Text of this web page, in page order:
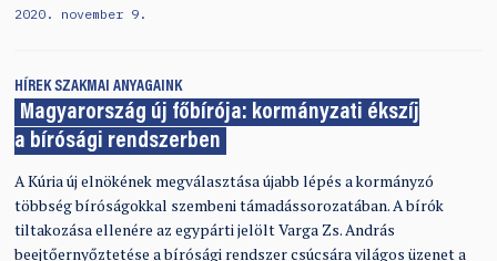
2020. november 9.
HÍREK SZAKMAI ANYAGAINK
Magyarország új főbírója: kormányzati ékszíj
a bírósági rendszerben
A Kúria új elnökének megválasztása újabb lépés a kormányzó
többség bíróságokkal szembeni támadássorozatában. A bírók
tiltakozása ellenére az egypárti jelölt Varga Zs. András
beejtőernyőztetése a bírósági rendszer csúcsára világos üzenet a